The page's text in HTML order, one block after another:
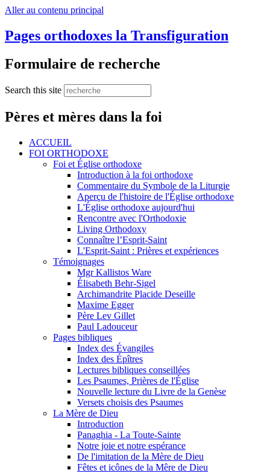
Aller au contenu principal
Pages orthodoxes la Transfiguration
Formulaire de recherche
Search this site
Pères et mères dans la foi
ACCUEIL
FOI ORTHODOXE
Foi et Église orthodoxe
Introduction à la foi orthodoxe
Commentaire du Symbole de la Liturgie
Aperçu de l'histoire de l'Église orthodoxe
L'Église orthodoxe aujourd'hui
Rencontre avec l'Orthodoxie
Living Orthodoxy
Connaître l’Esprit-Saint
L'Esprit-Saint : Prières et expériences
Témoignages
Mgr Kallistos Ware
Élisabeth Behr-Sigel
Archimandrite Placide Deseille
Maxime Egger
Père Lev Gillet
Paul Ladouceur
Pages bibliques
Index des Évangiles
Index des Épîtres
Lectures bibliques conseillées
Les Psaumes, Prières de l'Église
Nouvelle lecture du Livre de la Genèse
Versets choisis des Psaumes
La Mère de Dieu
Introduction
Panaghia - La Toute-Sainte
Notre joie et notre espérance
De l'imitation de la Mère de Dieu
Fêtes et icônes de la Mêre de Dieu